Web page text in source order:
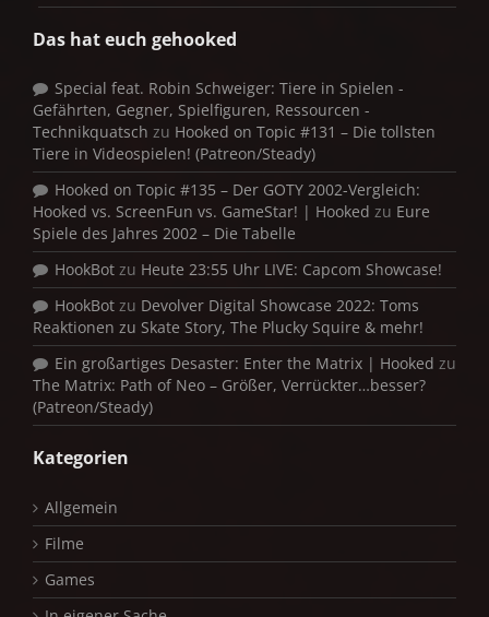
Das hat euch gehooked
Special feat. Robin Schweiger: Tiere in Spielen -
Gefährten, Gegner, Spielfiguren, Ressourcen -
Technikquatsch zu Hooked on Topic #131 – Die tollsten
Tiere in Videospielen! (Patreon/Steady)
Hooked on Topic #135 – Der GOTY 2002-Vergleich:
Hooked vs. ScreenFun vs. GameStar! | Hooked zu Eure
Spiele des Jahres 2002 – Die Tabelle
HookBot zu Heute 23:55 Uhr LIVE: Capcom Showcase!
HookBot zu Devolver Digital Showcase 2022: Toms
Reaktionen zu Skate Story, The Plucky Squire & mehr!
Ein großartiges Desaster: Enter the Matrix | Hooked zu
The Matrix: Path of Neo – Größer, Verrückter…besser?
(Patreon/Steady)
Kategorien
Allgemein
Filme
Games